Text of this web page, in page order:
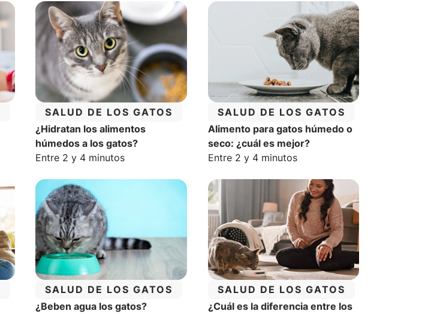
CATEGORÍA:
SALUD DE LOS GATOS
¿Hidratan los alimentos
húmedos a los gatos?
Tiempo estimado de lectura:
Entre 2 y 4 minutos
CATEGORÍA:
SALUD DE LOS GATOS
Alimento para gatos húmedo o
seco: ¿cuál es mejor?
Tiempo estimado de lectura:
Entre 2 y 4 minutos
CATEGORÍA:
SALUD DE LOS GATOS
¿Beben agua los gatos?
CATEGORÍA:
SALUD DE LOS GATOS
¿Cuál es la diferencia entre los